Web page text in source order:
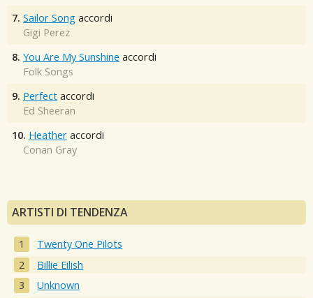
7. Sailor Song accordi
Gigi Perez
8. You Are My Sunshine accordi
Folk Songs
9. Perfect accordi
Ed Sheeran
10. Heather accordi
Conan Gray
ARTISTI DI TENDENZA
Twenty One Pilots
Billie Eilish
Unknown